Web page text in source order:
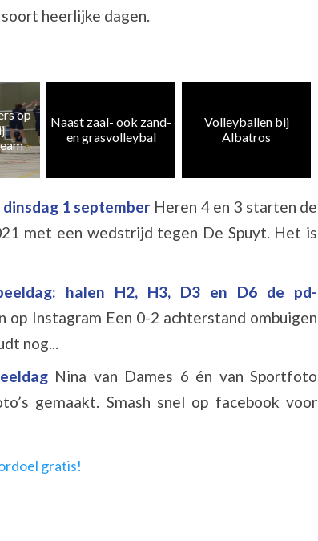
heerlijke dagen.
zand-
Volleyballen bij
Albatros
Albatros CMV 4 en
10 kampioen
1 september Heren 4 en 3 starten de
met een wedstrijd tegen De Spuyt. Het is
halen H2, H3, D3 en D6 de pd-
op Instagram Een 0-2 achterstand ombuigen
nog...
Nina van Dames 6 én van Sportfoto
gemaakt. Smash snel op facebook voor